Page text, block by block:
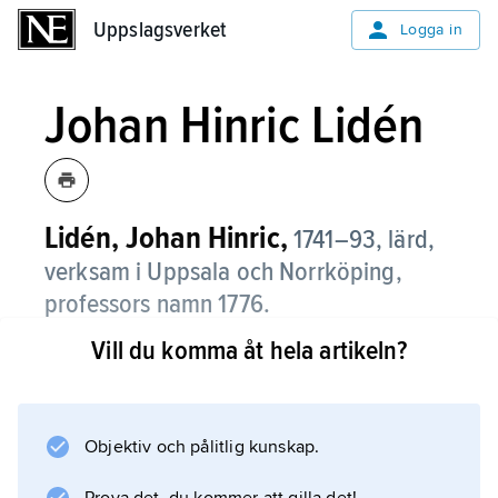
Uppslagsverket Logga in
Johan Hinric Lidén
Lidén, Johan Hinric, 1741–93, lärd,
verksam i Uppsala och Norrköping,
professors namn 1776.
L:s studier gällde lärdomshistorien i dess
skapade den första ansatsen till en svensk
Vill du komma åt hela artikeln?
Objektiv och pålitlig kunskap.